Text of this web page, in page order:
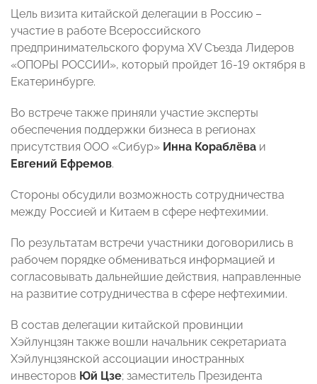
Цель визита китайской делегации в Россию –
участие в работе Всероссийского
предпринимательского форума XV Съезда Лидеров
«ОПОРЫ РОССИИ», который пройдет 16-19 октября в
Екатеринбурге.
Во встрече также приняли участие эксперты
обеспечения поддержки бизнеса в регионах
присутствия ООО «Сибур» Инна Кораблёва и
Евгений Ефремов.
Стороны обсудили возможность сотрудничества
между Россией и Китаем в сфере нефтехимии.
По результатам встречи участники договорились в
рабочем порядке обмениваться информацией и
согласовывать дальнейшие действия, направленные
на развитие сотрудничества в сфере нефтехимии.
В состав делегации китайской провинции
Хэйлунцзян также вошли начальник секретариата
Хэйлунцзянской ассоциации иностранных
инвесторов Юй Цзе; заместитель Президента